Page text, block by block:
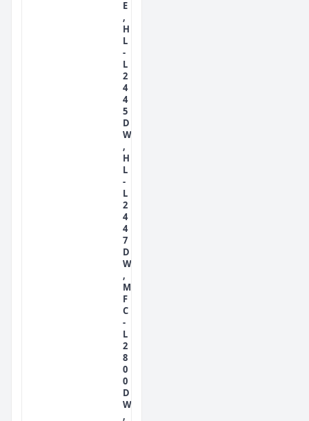
E
,
H
L
-
L
2
4
4
5
D
W
,
H
L
-
L
2
4
4
7
D
W
,
M
F
C
-
L
2
8
0
0
D
W
,